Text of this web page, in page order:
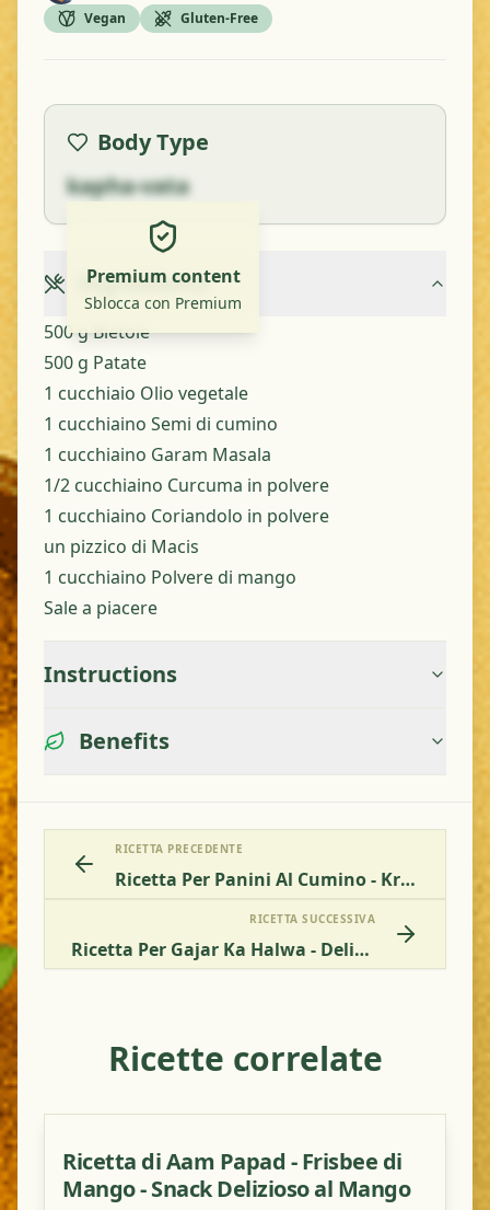
Vegan Gluten-Free
Body Type
kapha-vata
Premium content
Sblocca con Premium
Ingredients
500 g Bietole
500 g Patate
1 cucchiaio Olio vegetale
1 cucchiaino Semi di cumino
1 cucchiaino Garam Masala
1/2 cucchiaino Curcuma in polvere
1 cucchiaino Coriandolo in polvere
un pizzico di Macis
1 cucchiaino Polvere di mango
Sale a piacere
Instructions
Benefits
RICETTA PRECEDENTE
Ricetta Per Panini Al Cumino - Kreuzkümmel-Brötchen
RICETTA SUCCESSIVA
Ricetta Per Gajar Ka Halwa - Delizioso Dolce Di Carote
Ricette correlate
Ricetta di Aam Papad - Frisbee di
Mango - Snack Delizioso al Mango